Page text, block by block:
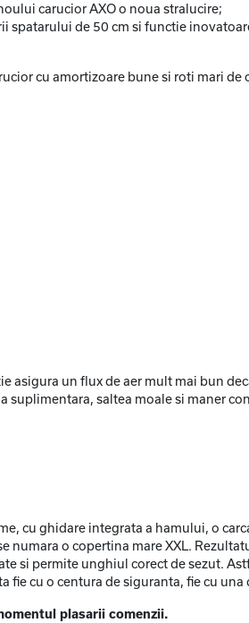
carucior AXO o noua stralucire;
spatarului de 50 cm si functie
cu amortizoare bune si roti mari
asigura un flux de aer mult mai bun
suplimentara, saltea moale si maner
cu ghidare integrata a hamului, o
o copertina mare XXL.
permite unghiul corect de sezut.
cu o centura de siguranta, fie cu
plasarii comenzii.